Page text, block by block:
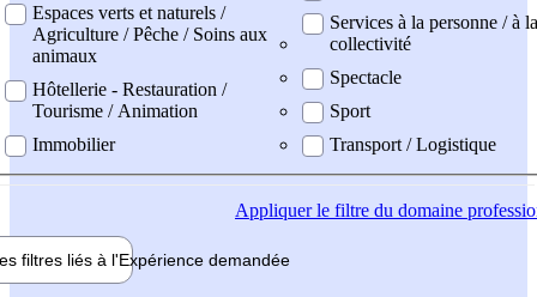
Espaces verts et naturels /
Agriculture / Pêche / Soins aux
animaux
Hôtellerie - Restauration /
Tourisme / Animation
Immobilier
Services à la personne / à la
collectivité
Spectacle
Sport
Transport / Logistique
Appliquerle filtre du domaine
filtres liés à l'Expérience demandée